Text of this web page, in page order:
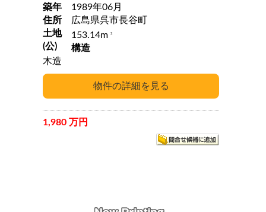
築年
1989年06月
住所
広島県呉市長谷町
土地
(公)
153.14m 2
構造
木造
1,980 万円